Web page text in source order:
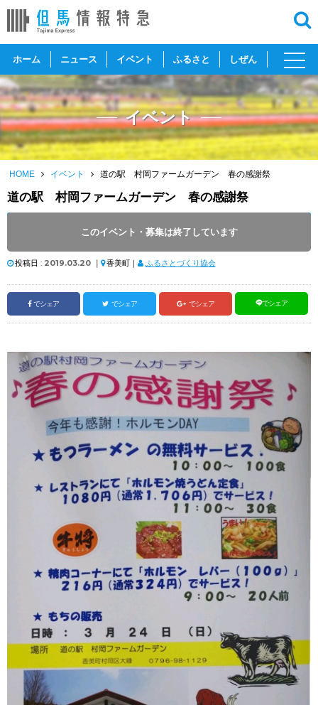
ホーム ニュース イベント ふるさと しぜん
toggle
イベント
HOME イベント 道の駅 村岡ファームガーデン 春の感謝祭
道の駅 村岡ファームガーデン 春の感謝祭
このイベント・募集は終了しています
開催時間 : 11:00 ～ 13:00
投稿日 : 2019.03.20 ｜ 香美町｜ ふるさとづくり協会
でシェア でシェア でシェア でシェア